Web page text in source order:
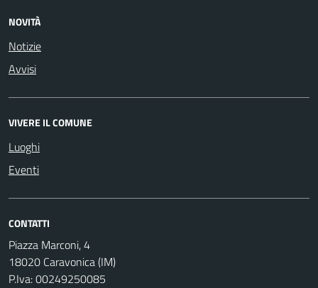
NOVITÀ
Notizie
Avvisi
VIVERE IL COMUNE
Luoghi
Eventi
CONTATTI
Piazza Marconi, 4
18020 Caravonica (IM)
P.Iva: 00249250085